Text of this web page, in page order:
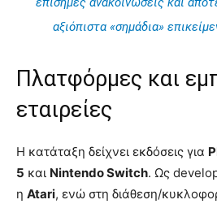
αξιόπιστα «σημάδια»
Πλατφόρμες και
εταιρείες
Η κατάταξη δείχνει εκδόσεις για
5 και Nintendo Switch. Ως
η Atari, ενώ στη διάθεση/